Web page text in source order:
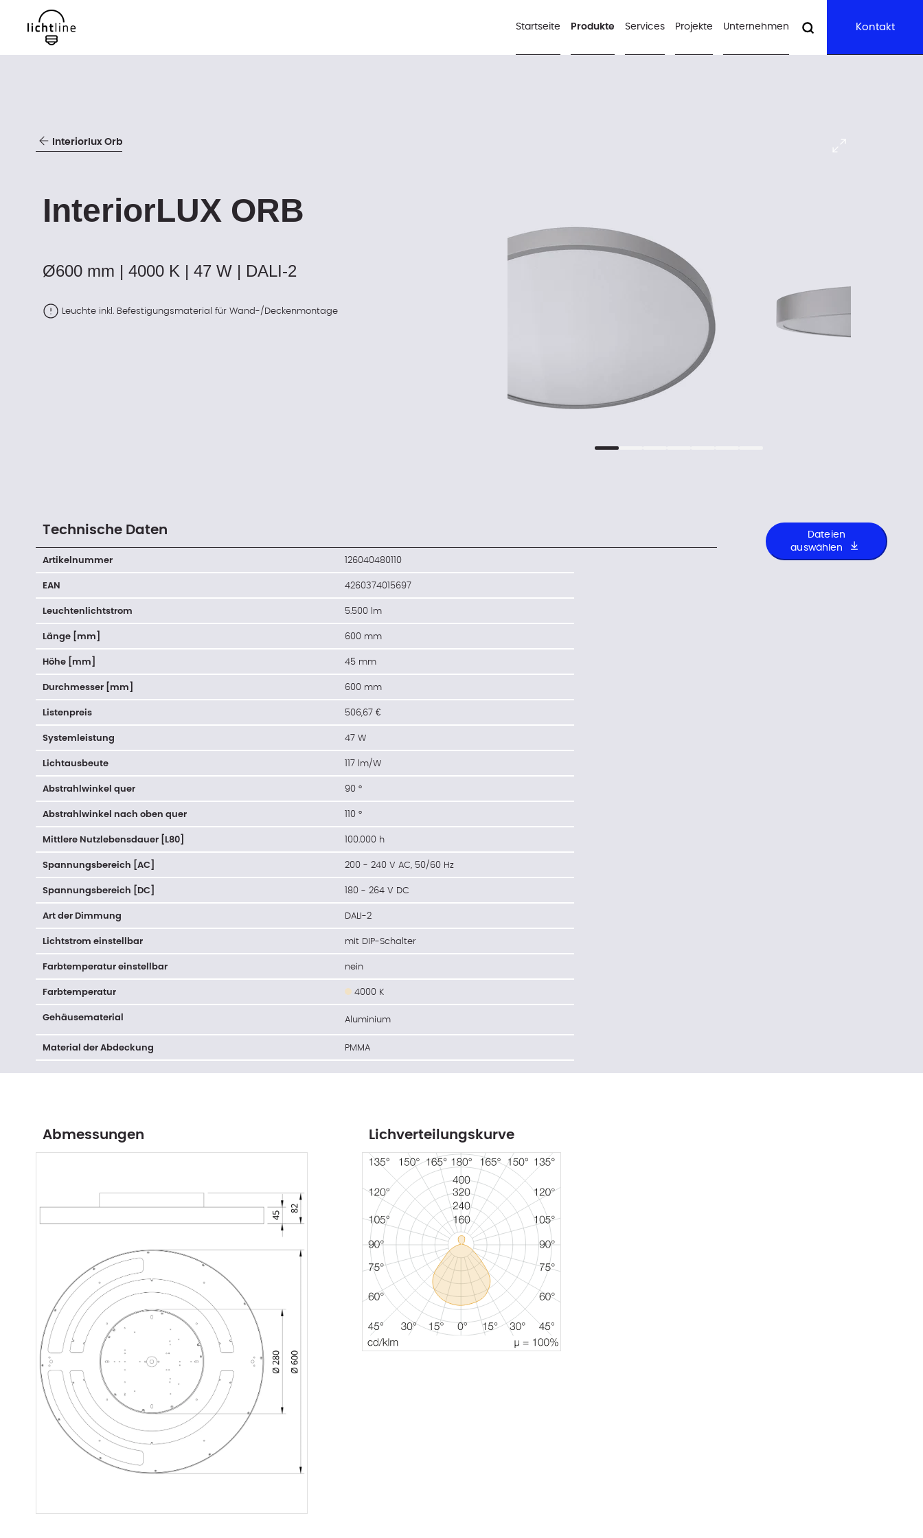
Startseite Produkte Services Projekte Unternehmen Kontakt
Interiorlux Orb
InteriorLUX ORB
Ø600 mm | 4000 K | 47 W | DALI-2
Leuchte inkl. Befestigungsmaterial für Wand-/Deckenmontage
Technische Daten
Artikelnummer 126040480110
EAN 4260374015697
Leuchtenlichtstrom 5.500 lm
Länge [mm] 600 mm
Höhe [mm] 45 mm
Durchmesser [mm] 600 mm
Listenpreis 506,67 €
Systemleistung 47 W
Lichtausbeute 117 lm/W
Abstrahlwinkel quer 90 °
Abstrahlwinkel nach oben quer 110 °
Mittlere Nutzlebensdauer [L80] 100.000 h
Spannungsbereich [AC] 200 - 240 V AC, 50/60 Hz
Spannungsbereich [DC] 180 - 264 V DC
Art der Dimmung DALI-2
Lichtstrom einstellbar mit DIP-Schalter
Farbtemperatur einstellbar nein
Farbtemperatur 4000 K
Gehäusematerial Aluminium
Material der Abdeckung PMMA
Dateien
auswählen
Abmessungen Lichverteilungskurve